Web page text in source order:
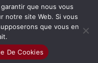
intérieurs et extérieurs
Creative 4 All s.a.r.l.
que nous vous
notre site Web. Si vous
que vous en
De Cookies